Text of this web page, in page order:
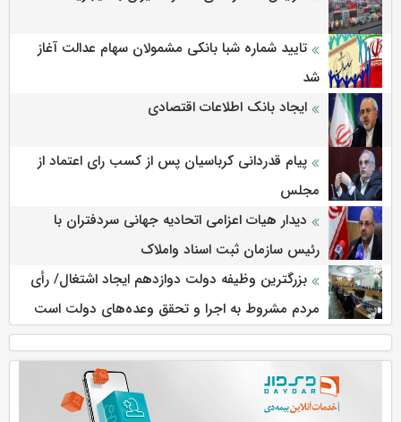
تایید شماره شبا بانکی مشمولان سهام عدالت آغاز
شد
ایجاد بانک اطلاعات اقتصادی
پیام قدردانی کرباسیان پس از کسب رای اعتماد از
مجلس
دیدار هیات اعزامی اتحادیه جهانی سردفتران با
رئیس سازمان ثبت اسناد واملاک
بزرگترین وظیفه دولت دوازدهم ایجاد اشتغال/ رأی
مردم مشروط به اجرا و تحقق وعده‌های دولت است